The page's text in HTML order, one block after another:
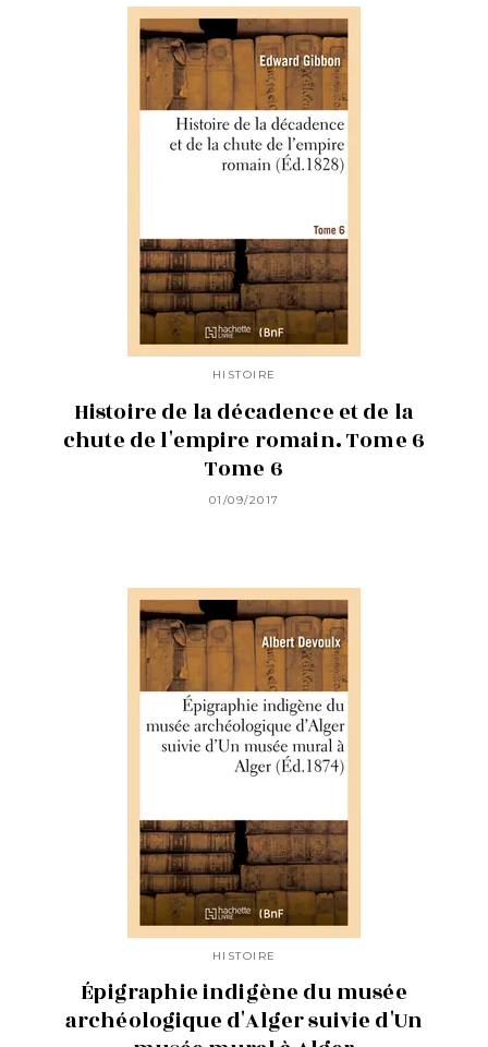
HISTOIRE
Histoire de la décadence et de la
chute de l'empire romain. Tome 6
Tome 6
01/09/2017
HISTOIRE
Épigraphie indigène du musée
archéologique d'Alger suivie d'Un